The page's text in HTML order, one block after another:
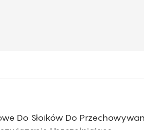
Do Słoików Do